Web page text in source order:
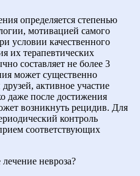
определяется степенью
мотивацией самого
условии качественного
их терапевтических
составляет не более 3
может существенно
активное участие
даже после достижения
возникнуть рецидив. Для
контроль
соответствующих
невроза?